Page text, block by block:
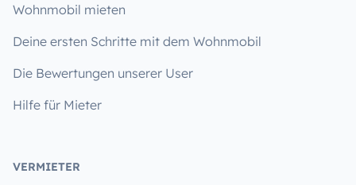
Wohnmobil mieten
Deine ersten Schritte mit dem Wohnmobil
Die Bewertungen unserer User
Hilfe für Mieter
VERMIETER